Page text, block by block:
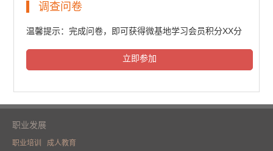
6371人次观看
调查问卷
温馨提示：完成问卷，即可获得微基地学习会员积分XX分
立即参加
职业发展
职业培训 成人教育